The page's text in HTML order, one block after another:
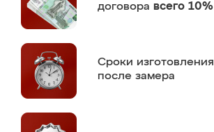
договора всего 10%
Сроки изготовления
после замера